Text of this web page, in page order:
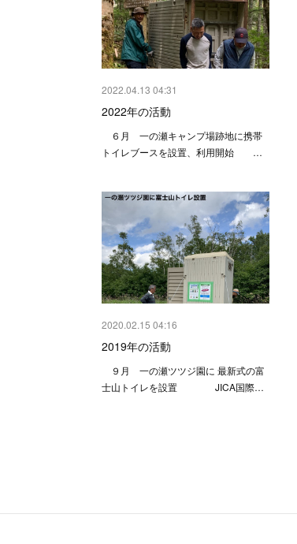
2022.04.13 04:31
2022年の活動
６月 一の瀬キャンプ場跡地に携帯
トイレブースを設置、利用開始 …
2020.02.15 04:16
2019年の活動
９月 一の瀬ツツジ園に 最新式の富
士山トイレを設置 JICA国際…